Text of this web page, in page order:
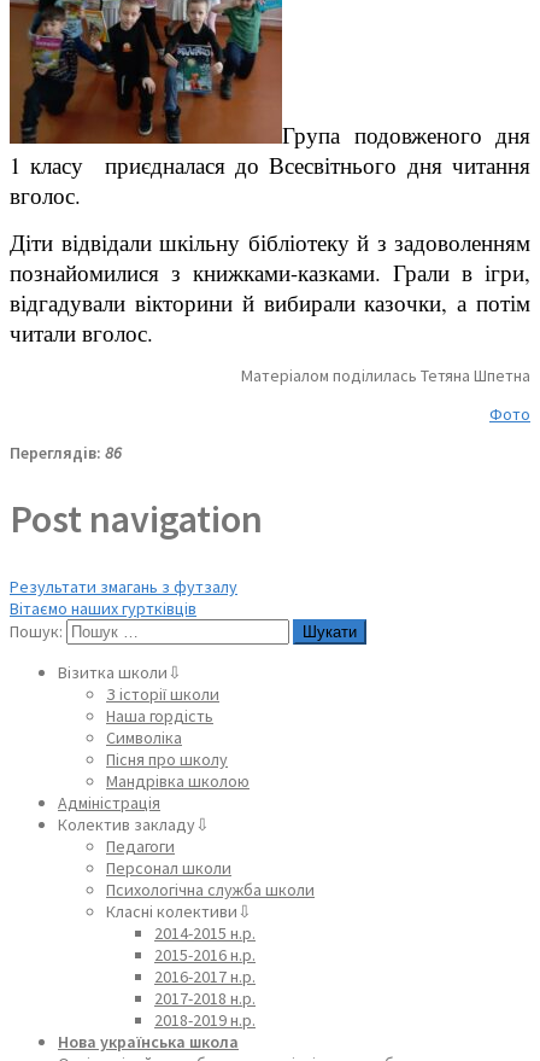
Група подовженого дня
1 класу приєдналася до Всесвітнього дня читання
вголос.
Діти відвідали шкільну бібліотеку й з задоволенням
познайомилися з книжками-казками. Грали в ігри,
відгадували вікторини й вибирали казочки, а потім
читали вголос.
Матеріалом поділилась Тетяна Шпетна
Фото
Переглядів: 86
Post navigation
Результати змагань з футзалу
Вітаємо наших гуртківців
Пошук:
Візитка школи⇩
З історії школи
Наша гордість
Символіка
Пісня про школу
Мандрівка школою
Адміністрація
Колектив закладу⇩
Педагоги
Персонал школи
Психологічна служба школи
Класні колективи⇩
2014-2015 н.р.
2015-2016 н.р.
2016-2017 н.р.
2017-2018 н.р.
2018-2019 н.р.
Нова українська школа